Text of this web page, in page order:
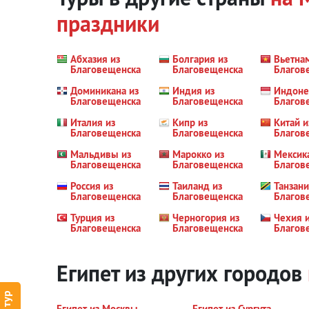
праздники
Абхазия из
Благовещенска
Болгария из
Благовещенска
Доминикана из
Благовещенска
Индия из
Благовещенска
Италия из
Благовещенска
Кипр из
Благовещенска
Китай
Мальдивы из
Благовещенска
Марокко из
Благовещенска
Россия из
Благовещенска
Таиланд из
Благовещенска
Турция из
Благовещенска
Черногория из
Благовещенска
Чехия
Египет из других городов